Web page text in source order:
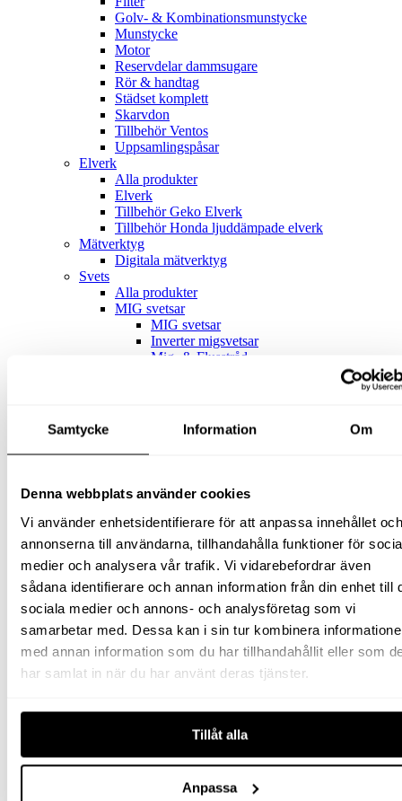
Samtycke Information Om
Denna webbplats använder cookies
Vi använder enhetsidentifierare för att anpassa innehållet och
annonserna till användarna, tillhandahålla funktioner för
medier och analysera vår trafik. Vi vidarebefordrar även
sådana identifierare och annan information från din enhet till
sociala medier och annons- och analysföretag som vi
samarbetar med. Dessa kan i sin tur kombinera
med annan information som du har tillhandahållit eller som
har samlat in när du har använt deras tjänster.
Tillåt alla
Anpassa
Golv- & Kombinationsmunstycke
Munstycke
Motor
Reservdelar dammsugare
Rör & handtag
Städset komplett
Skarvdon
Tillbehör Ventos
Uppsamlingspåsar
Elverk
Alla produkter
Elverk
Tillbehör Geko Elverk
Tillbehör Honda ljuddämpade elverk
Mätverktyg
Digitala mätverktyg
Svets
Alla produkter
MIG svetsar
MIG svetsar
Inverter migsvetsar
Mig- & Flusstråd
MMA / Pinnsvets
MMA / Pinnsvets
Motorsvetsar
Motorsvetsar
Tillbehör Motorsvetsar
Plasmaskärare
Munstycke
Tillbehör
TIG svetsar
Tigtråd
Tillbehör Tigsvets
Skärmunstycken & svetsinsatser
Rikt- & punktsvetsverktyg
Reduceringsventiler
Svetselektroder
Svetshjälmar